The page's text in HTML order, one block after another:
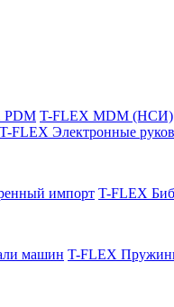
PDM T-FLEX MDM (НСИ)
T-FLEX Электронные
импорт T-FLEX
машин T-FLEX